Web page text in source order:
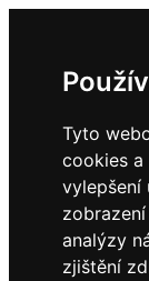
Tyto
cookies a
vylepšení
analýzy
zjištění